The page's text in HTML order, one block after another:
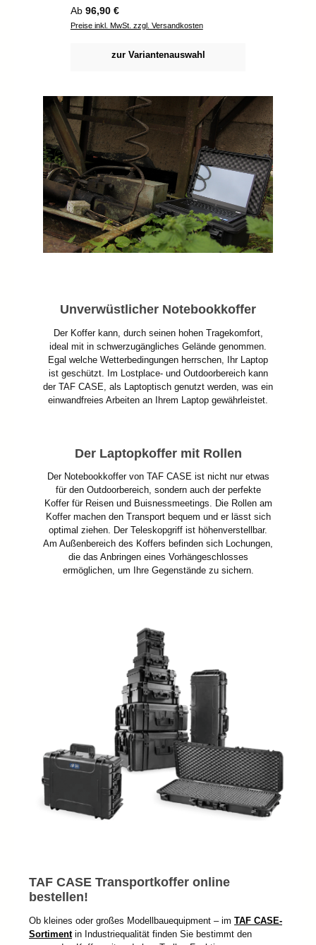
Regulärer Preis:
Ab 96,90 €
Preise inkl. MwSt. zzgl. Versandkosten
zur Variantenauswahl
Unverwüstlicher Notebookkoffer
Der Koffer kann, durch seinen hohen Tragekomfort,
ideal mit in schwerzugängliches Gelände genommen.
Egal welche Wetterbedingungen herrschen, Ihr Laptop
ist geschützt. Im Lostplace- und Outdoorbereich kann
der TAF CASE, als Laptoptisch genutzt werden, was ein
einwandfreies Arbeiten an Ihrem Laptop gewährleistet.
Der Laptopkoffer mit Rollen
Der Notebookkoffer von TAF CASE ist nicht nur etwas
für den Outdoorbereich, sondern auch der perfekte
Koffer für Reisen und Buisnessmeetings. Die Rollen am
Koffer machen den Transport bequem und er lässt sich
optimal ziehen. Der Teleskopgriff ist höhenverstellbar.
Am Außenbereich des Koffers befinden sich Lochungen,
die das Anbringen eines Vorhängeschlosses
ermöglichen, um Ihre Gegenstände zu sichern.
TAF CASE Transportkoffer online
bestellen!
Ob kleines oder großes Modellbauequipment – im TAF CASE-
Sortimentin Industriequalität finden Sie bestimmt den